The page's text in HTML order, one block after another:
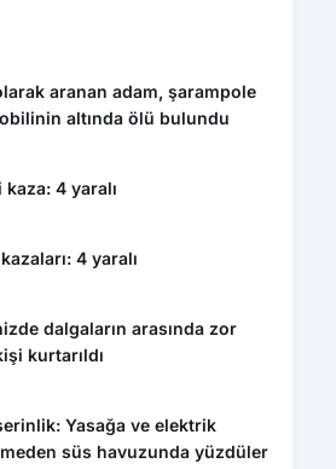
aranan adam, şarampole
altında ölü bulundu
4 yaralı
4 yaralı
dalgaların arasında zor
kurtarıldı
Yasağa ve elektrik
süs havuzunda yüzdüler